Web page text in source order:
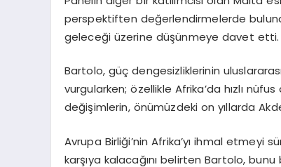
perspektiften değerlendirmelerde
geleceği üzerine düşünmeye davet etti.
Bartolo, güç dengesizliklerinin
vurgularken; özellikle Afrika’da hızlı
değişimlerin, önümüzdeki on yıllarda
Avrupa Birliği’nin Afrika’yı ihmal etmeyi
karşıya kalacağını belirten Bartolo,